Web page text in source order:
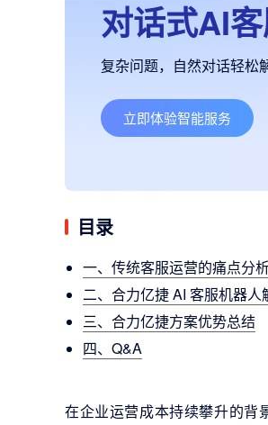
对话式AI
复杂问题，自然对话轻松
立即体验智能服务
目录
一、传统客服运营的痛点分
二、合力亿捷 AI 客服机器人
三、合力亿捷方案优势总结
四、Q&A
在企业运营成本持续攀升的背